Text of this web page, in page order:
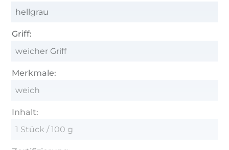
hellgrau
Griff:
weicher Griff
Merkmale:
weich
Inhalt:
1 Stück / 100 g